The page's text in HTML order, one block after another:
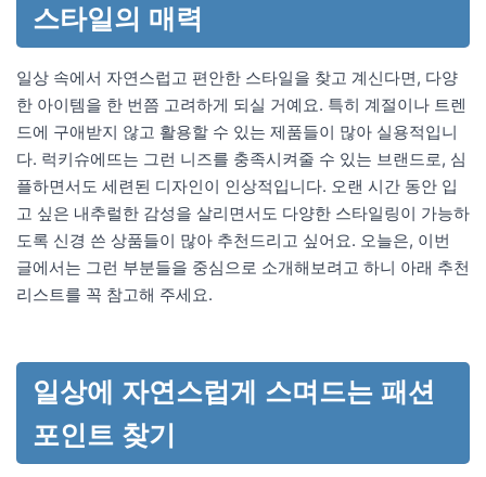
스타일의 매력
일상 속에서 자연스럽고 편안한 스타일을 찾고 계신다면, 다양
한 아이템을 한 번쯤 고려하게 되실 거예요. 특히 계절이나 트렌
드에 구애받지 않고 활용할 수 있는 제품들이 많아 실용적입니
다. 럭키슈에뜨는 그런 니즈를 충족시켜줄 수 있는 브랜드로, 심
플하면서도 세련된 디자인이 인상적입니다. 오랜 시간 동안 입
고 싶은 내추럴한 감성을 살리면서도 다양한 스타일링이 가능하
도록 신경 쓴 상품들이 많아 추천드리고 싶어요. 오늘은, 이번
글에서는 그런 부분들을 중심으로 소개해보려고 하니 아래 추천
리스트를 꼭 참고해 주세요.
일상에 자연스럽게 스며드는 패션
포인트 찾기